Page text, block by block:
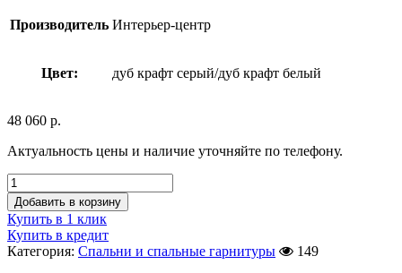
Производитель Интерьер-центр
Цвет: дуб крафт серый/дуб крафт белый
48 060 р.
Актуальность цены и наличие уточняйте по телефону.
Добавить в корзину
Купить в 1 клик
Купить в кредит
Категория: Спальни и спальные гарнитуры
149